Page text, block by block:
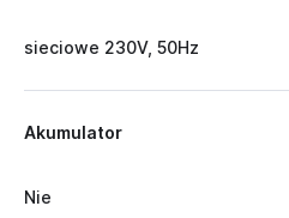
sieciowe 230V, 50Hz
Akumulator
Nie